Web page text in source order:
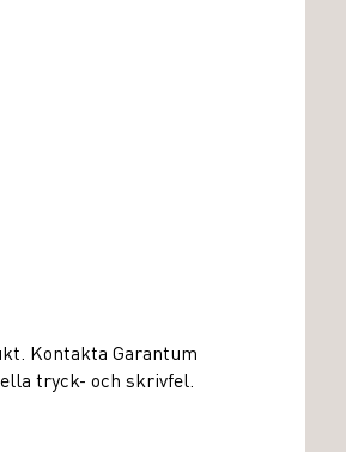
Kontakta Garantum
tryck- och skrivfel.